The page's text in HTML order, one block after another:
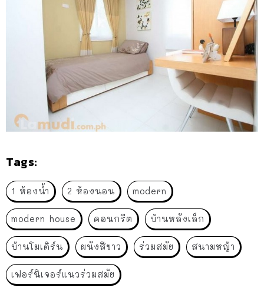
Tags:
1 ห้องน้ำ 2 ห้องนอน modern
modern house คอนกรีต บ้านหลังเล็ก
บ้านโมเดิร์น ผนังสีขาว ร่วมสมัย สนามหญ้า
เฟอร์นิเจอร์แนวร่วมสมัย